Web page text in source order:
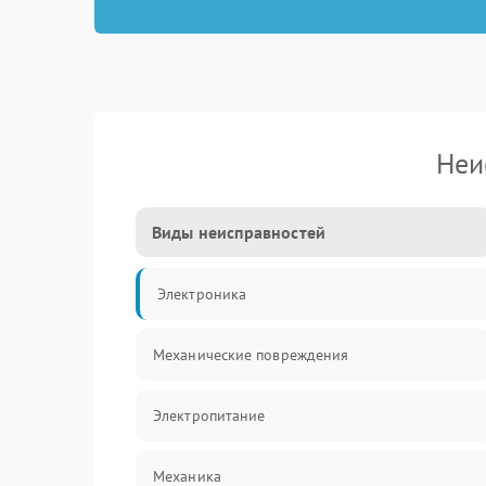
Виды неисправностей
Электроника
Механические повреждения
Электропитание
Механика